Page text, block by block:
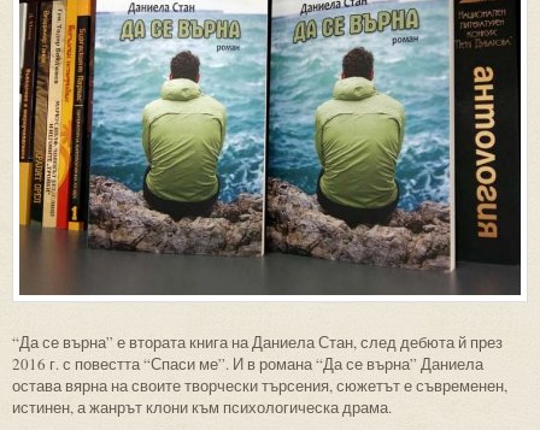
“Да се върна” е втората книга на Даниела Стан, след дебюта й през
2016 г. с повестта “Спаси ме”. И в романа “Да се върна” Даниела
остава вярна на своите творчески търсения, сюжетът е съвременен,
истинен, а жанрът клони към психологическа драма.